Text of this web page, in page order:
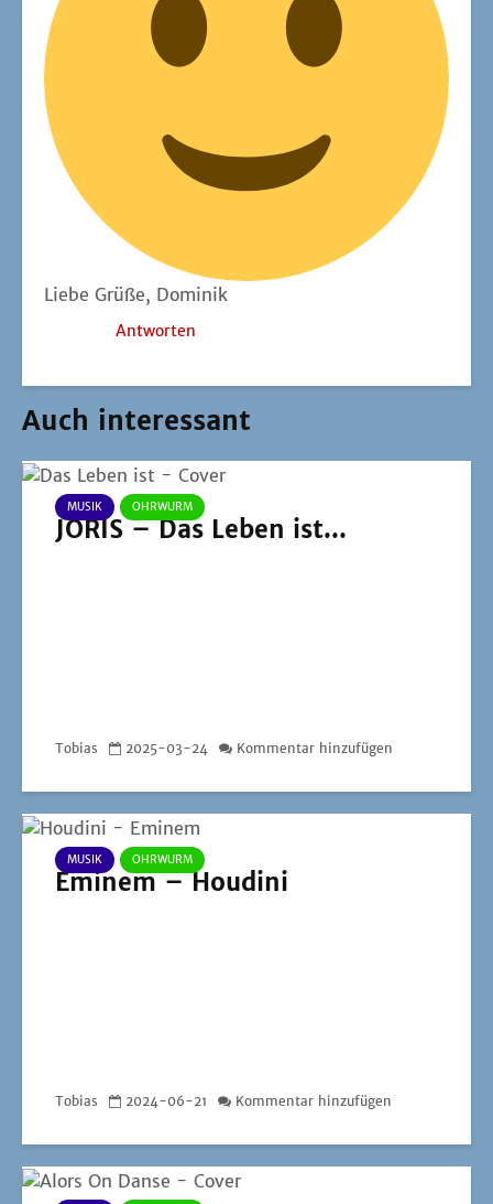
Lie­be Grü­ße, Dominik
Antworten
Auch interessant
MUSIK OHRWURM
JORIS – Das Leben ist...
Tobias 2025-03-24 Kommentar hinzufügen
MUSIK OHRWURM
Eminem – Houdini
Tobias 2024-06-21 Kommentar hinzufügen